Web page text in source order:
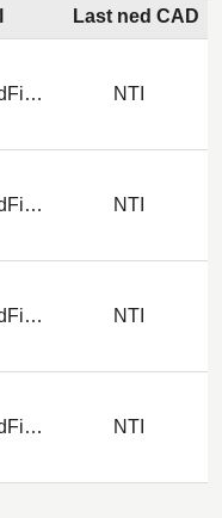
Last ned CAD
EndFitting NTI
EndFitting NTI
EndFitting NTI
EndFitting NTI